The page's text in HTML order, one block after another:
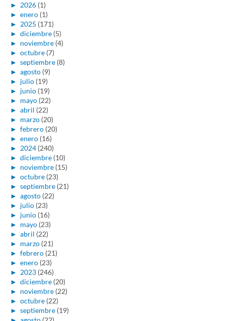
► 2026 (1)
► enero (1)
► 2025 (171)
► diciembre (5)
► noviembre (4)
► octubre (7)
► septiembre (8)
► agosto (9)
► julio (19)
► junio (19)
► mayo (22)
► abril (22)
► marzo (20)
► febrero (20)
► enero (16)
► 2024 (240)
► diciembre (10)
► noviembre (15)
► octubre (23)
► septiembre (21)
► agosto (22)
► julio (23)
► junio (16)
► mayo (23)
► abril (22)
► marzo (21)
► febrero (21)
► enero (23)
► 2023 (246)
► diciembre (20)
► noviembre (22)
► octubre (22)
► septiembre (19)